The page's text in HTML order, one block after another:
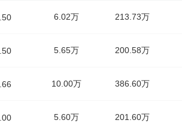
6.02万 213.73万
5.65万 200.58万
10.00万 386.60万
5.60万 201.60万